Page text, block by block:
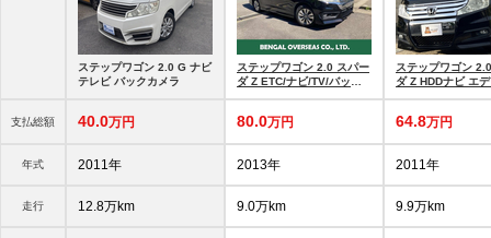
支払総額
年式
走行
ステップワゴン 2.0 G ナビ
テレビ バックカメラ
40.0万円
2011年
12.8万km
ステップワゴン 2.0 スパー
ダ Z ETC/ナビ/TV/バック
80.0万円
2013年
9.0万km
ステップワゴン
ダ Z HDDナビ エ
64.8万円
2011年
9.9万km